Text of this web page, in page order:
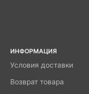
ИНФОРМАЦИЯ
Условия доставки
Возврат товара